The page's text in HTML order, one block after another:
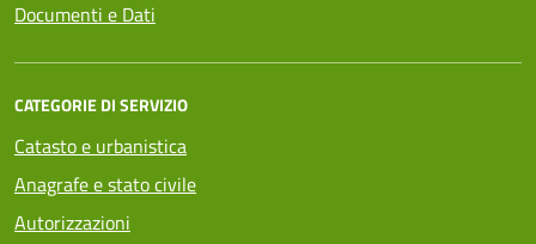
Documenti e Dati
CATEGORIE DI SERVIZIO
Catasto e urbanistica
Anagrafe e stato civile
Autorizzazioni